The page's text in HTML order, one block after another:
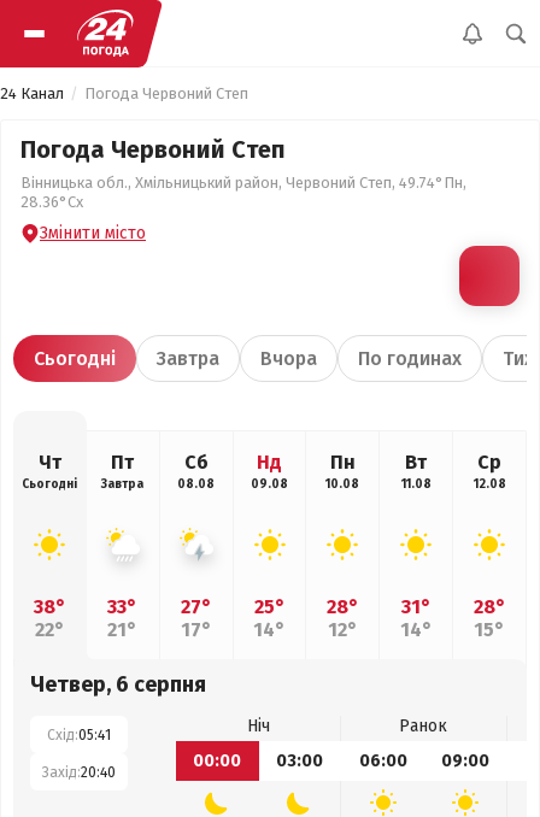
24 Канал Погода Червоний Степ
Погода Червоний Степ
Вінницька обл., Хмільницький район, Червоний Степ, 49.74°Пн,
28.36°Сх
Змінити місто
Сьогодні Завтра Вчора По годинах
Чт
Сьогодні
38°
22°
Пт
Завтра
33°
21°
Сб
08.08
27°
17°
Нд
09.08
25°
14°
Пн
10.08
28°
12°
Вт
11.08
31°
14°
Ср
12.08
28°
15°
Четвер, 6 серпня
Схід:05:41
Захід:20:40
Ніч
Ранок
00:00
03:00 06:00 09:00